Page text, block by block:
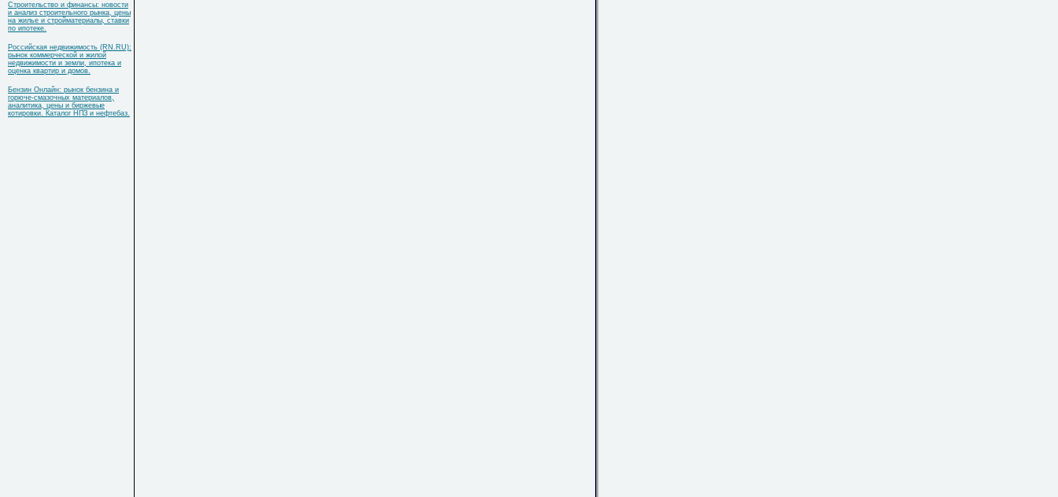
Строительство и финансы: новости
и анализ строительного рынка, цены
на жилье и стройматериалы, ставки
по ипотеке.
Российская недвижимость (RN.RU):
рынок коммерческой и жилой
недвижимости и земли, ипотека и
оценка квартир и домов.
Бензин Онлайн: рынок бензина и
горюче-смазочных материалов,
аналитика, цены и биржевые
котировки. Каталог НПЗ и нефтебаз.